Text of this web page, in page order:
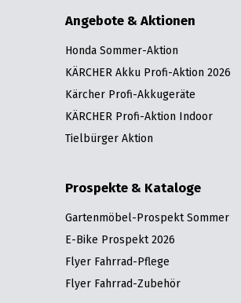
Angebote & Aktionen
Honda Sommer-Aktion
KÄRCHER Akku Profi-Aktion 2026
Kärcher Profi-Akkugeräte
KÄRCHER Profi-Aktion Indoor
Tielbürger Aktion
Prospekte & Kataloge
Gartenmöbel-Prospekt Sommer
E-Bike Prospekt 2026
Flyer Fahrrad-Pflege
Flyer Fahrrad-Zubehör